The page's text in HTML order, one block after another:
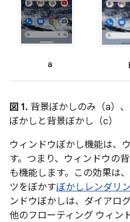
a
図 1. 背景ぼかしのみ（a）
ぼかしと背景ぼかし（c）
ウィンドウぼかし機能は、
す。つまり、ウィンドウの
も機能します。この効果は
ツをぼかすぼかしレンダリ
ンドウぼかしは、ダイアロ
他のフローティング ウィン